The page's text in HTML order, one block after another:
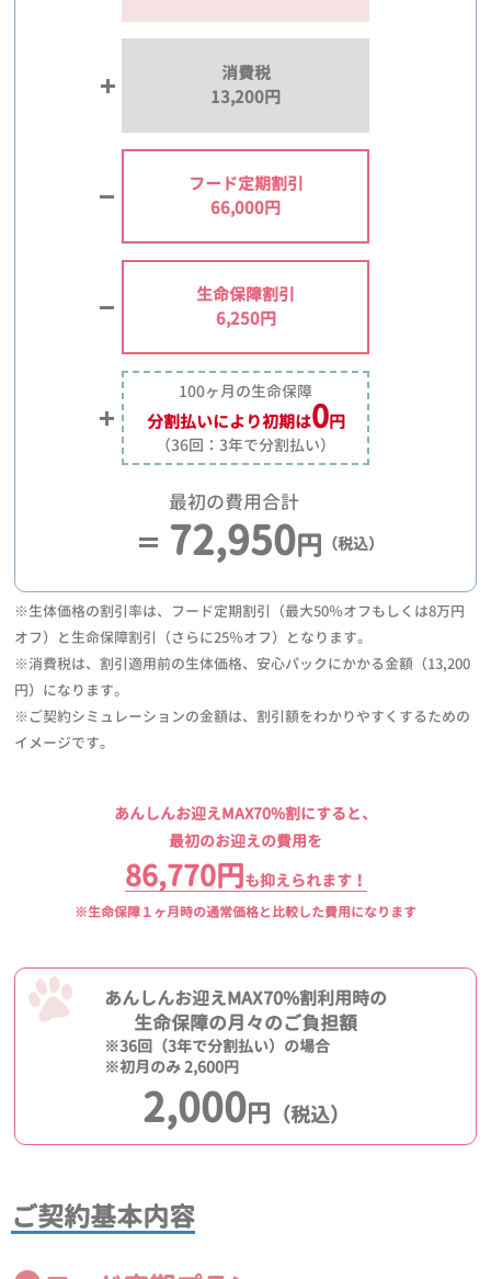
消費税
13,200円
フード定期割引
66,000円
生命保障割引
6,250円
100ヶ月の生命保障
分割払いにより初期は0円
（36回：3年で分割払い）
最初の費用合計
72,950円 （税込）
※生体価格の割引率は、フード定期割引（最大50％オフもしくは8万円
オフ）と生命保障割引（さらに25％オフ）となります。
※消費税は、割引適用前の生体価格、安心パックにかかる金額（13,200
円）になります。
※ご契約シミュレーションの金額は、割引額をわかりやすくするための
イメージです。
あんしんお迎えMAX70%割にすると、
最初のお迎えの費用を
86,770円も抑えられます！
※生命保障１ヶ月時の通常価格と比較した費用になります
あんしんお迎えMAX70%割利用時の
生命保障の月々のご負担額
※36回（3年で分割払い）の場合
※初月のみ 2,600円
2,000円 （税込）
ご契約基本内容